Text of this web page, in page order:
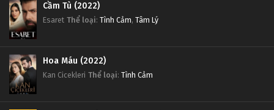
Cầm Tù (2022)
Esaret Thể loại: Tình Cảm, Tâm Lý
Hoa Máu (2022)
Kan Cicekleri Thể loại: Tình Cảm